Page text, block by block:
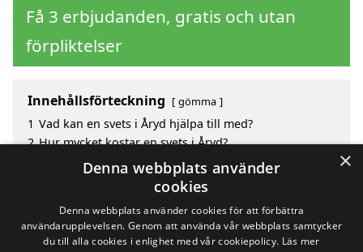
Få 3 erbjudanden, gratis och utan
förpliktelser
Innehållsförteckning gömma
1 Vad kan en svets i Åryd hjälpa till med?
2 Hur mycket kostar en svets i Åryd?
Fördelar med att välja svets i Åryd
Sök efter en skicklig svets i de omgivande städerna
×
Denna webbplats använder
cookies
Denna webbplats använder cookies för att förbättra
användarupplevelsen. Genom att använda vår webbplats samtycker
du till alla cookies i enlighet med vår cookiepolicy. Läs mer